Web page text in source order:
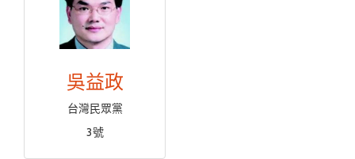
吳益政
台灣民眾黨
3號